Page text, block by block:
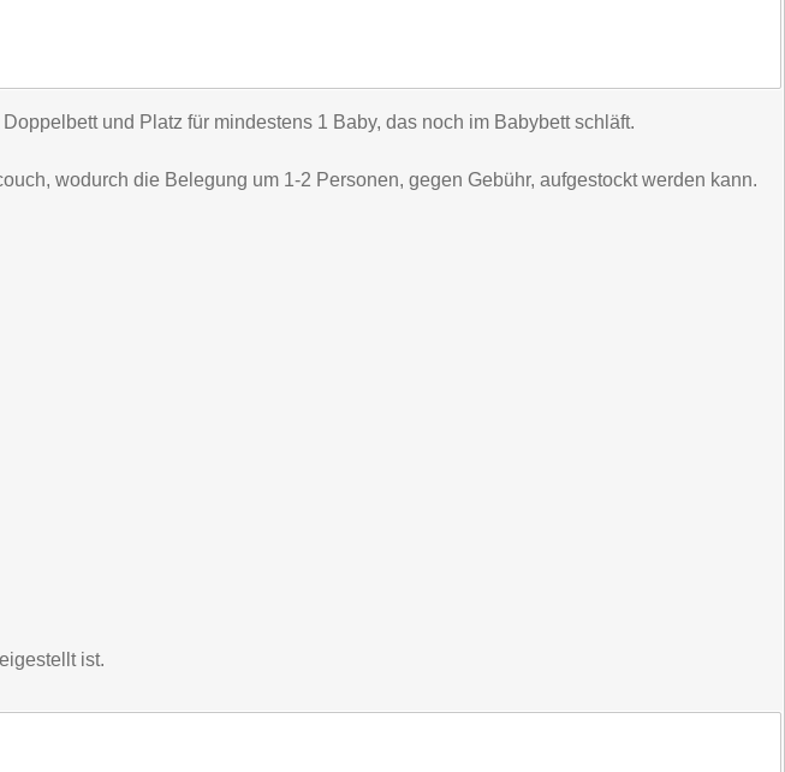
und Platz für mindestens 1 Baby, das noch im Babybett schläft.
wodurch die Belegung um 1-2 Personen, gegen Gebühr, aufgestockt werden kann.
ist.